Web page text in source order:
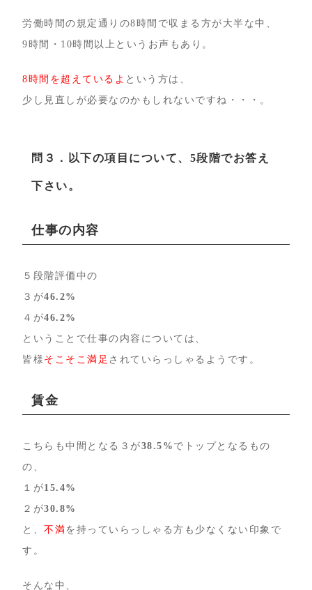
労働時間の規定通りの8時間で収まる方が大半な中、
9時間・10時間以上というお声もあり。
8時間を超えているよ という方は、
少し見直しが必要なのかもしれないですね・・・。
問３．以下の項目について、5段階でお答え
下さい。
仕事の内容
５段階評価中の
３が46.2%
４が46.2%
ということで仕事の内容については、
皆様 そこそこ満足 されていらっしゃるようです。
賃金
こちらも中間となる３が38.5% でトップとなるもの
の、
１が15.4%
２が30.8%
と、不満を持っていらっしゃる方も少なくない印象で
す。
そんな中、